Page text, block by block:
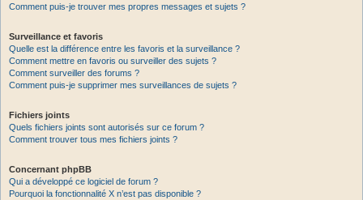
Comment puis-je trouver mes propres messages et sujets ?
Surveillance et favoris
Quelle est la différence entre les favoris et la surveillance ?
Comment mettre en favoris ou surveiller des sujets ?
Comment surveiller des forums ?
Comment puis-je supprimer mes surveillances de sujets ?
Fichiers joints
Quels fichiers joints sont autorisés sur ce forum ?
Comment trouver tous mes fichiers joints ?
Concernant phpBB
Qui a développé ce logiciel de forum ?
Pourquoi la fonctionnalité X n’est pas disponible ?